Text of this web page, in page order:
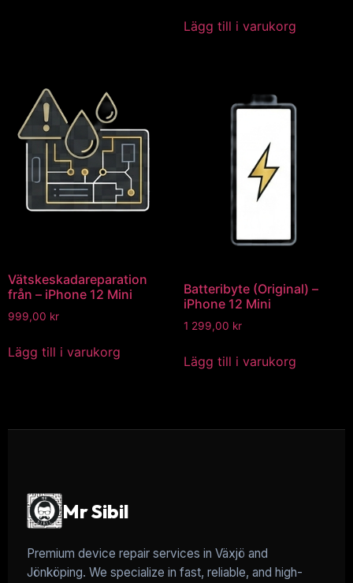
Lägg till i varukorg
Vätskeskadareparation
från – iPhone 12 Mini
999,00 kr
Lägg till i varukorg
Batteribyte (Original) –
iPhone 12 Mini
1 299,00 kr
Lägg till i varukorg
Mr Sibil
Premium device repair services in Växjö and
Jönköping. We specialize in fast, reliable, and high-